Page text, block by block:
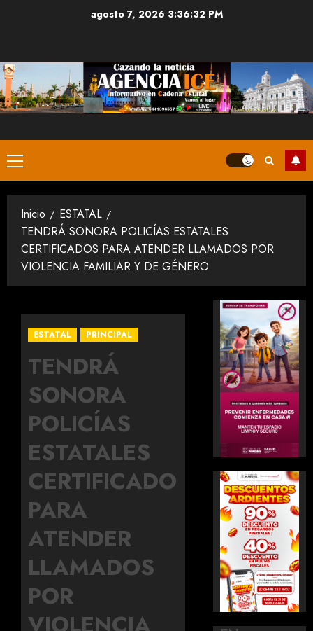
agosto 7, 2026 3:36:32 PM
Menú
principal
Inicio
ESTATAL
TENDRÁ SONORA POLICÍAS ESTATALES
CERTIFICADOS PARA ATENDER LLAMADOS POR
VIOLENCIA FAMILIAR Y DE GÉNERO
ESTATAL PRINCIPAL
TENDRÁ
SONORA
POLICÍAS
ESTATALES
CERTIFICADOS
PARA
ATENDER
LLAMADOS
POR